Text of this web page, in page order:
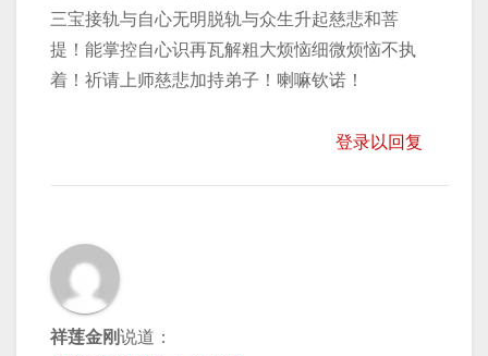
三宝接轨与自心无明脱轨与众生升起慈悲和菩
提！能掌控自心识再瓦解粗大烦恼细微烦恼不执
着！祈请上师慈悲加持弟子！喇嘛钦诺！
登录以回复
祥莲金刚说道：